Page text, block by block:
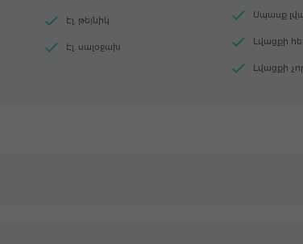
Էլ. թեյնիկ
Էլ. սալօջախ
Սպասք
Լվացքի
Լվացքի